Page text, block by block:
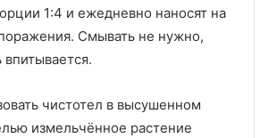
1:4 и ежедневно наносят на
Смывать не нужно,
впитывается.
чистотел в высушенном
измельчённое растение